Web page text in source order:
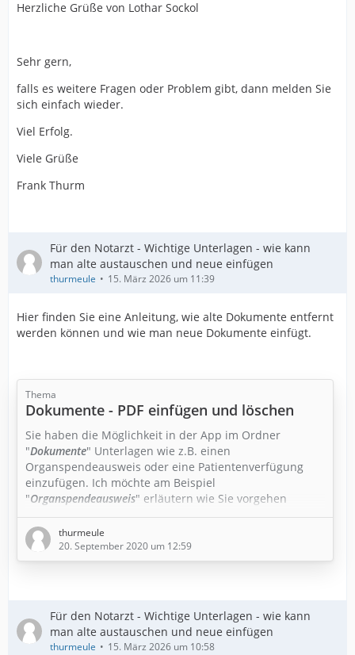
Herzliche Grüße von Lothar Sockol
Sehr gern,
falls es weitere Fragen oder Problem gibt, dann melden Sie
sich einfach wieder.
Viel Erfolg.
Viele Grüße
Frank Thurm
Für den Notarzt - Wichtige Unterlagen - wie kann
man alte austauschen und neue einfügen
thurmeule 15. März 2026 um 11:39
Hier finden Sie eine Anleitung, wie alte Dokumente entfernt
werden können und wie man neue Dokumente einfügt.
Thema
Dokumente - PDF einfügen und löschen
Sie haben die Möglichkeit in der App im Ordner
"Dokumente" Unterlagen wie z.B. einen
Organspendeausweis oder eine Patientenverfügung
einzufügen. Ich möchte am Beispiel
"Organspendeausweis" erläutern wie Sie vorgehen
müssen. Mit dieser Anleitung können Sie auch weitere
Unterlagen im Ordner "
WICHTIG!!!
eine PDF Datei sein, es sollte im internen Speicher Ihres
Smartphones liegen und eine eindeutige Bezeichnung
ist auch sehr…
thurmeule
20. September 2020 um 12:59
Für den Notarzt - Wichtige Unterlagen - wie kann
man alte austauschen und neue einfügen
thurmeule 15. März 2026 um 10:58